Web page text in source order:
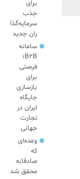
برای
جذب
سرمایه‌گذا
ران جدید
سامانه
B2B؛
فرصتی
برای
بازسازی
جایگاه
ایران در
تجارت
جهانی
وعده‌ای
که
صادقانه
محقق شد